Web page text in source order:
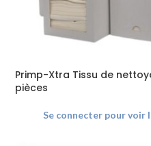
Primp-Xtra Tissu de
pièces
Se connecter pour voir